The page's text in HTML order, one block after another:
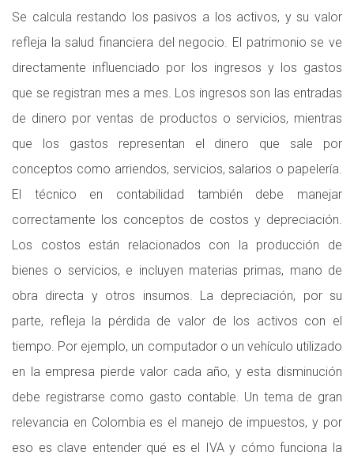
Se calcula restando los pasivos a los activos, y su valor
refleja la salud financiera del negocio. El patrimonio se ve
directamente influenciado por los ingresos y los gastos
que se registran mes a mes. Los ingresos son las entradas
de dinero por ventas de productos o servicios, mientras
que los gastos representan el dinero que sale por
conceptos como arriendos, servicios, salarios o papelería.
El técnico en contabilidad también debe manejar
correctamente los conceptos de costos y depreciación.
Los costos están relacionados con la producción de
bienes o servicios, e incluyen materias primas, mano de
obra directa y otros insumos. La depreciación, por su
parte, refleja la pérdida de valor de los activos con el
tiempo. Por ejemplo, un computador o un vehículo utilizado
en la empresa pierde valor cada año, y esta disminución
debe registrarse como gasto contable. Un tema de gran
relevancia en Colombia es el manejo de impuestos, y por
eso es clave entender qué es el IVA y cómo funciona la